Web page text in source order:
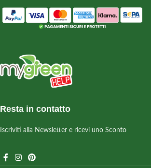
Resta in contatto
Iscriviti alla Newsletter e ricevi uno Sconto